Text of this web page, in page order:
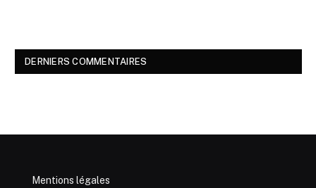
DERNIERS COMMENTAIRES
Mentions légales